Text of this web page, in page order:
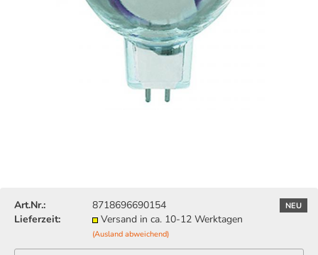
NEU
Art.Nr.:
8718696690154
Lieferzeit:
Versand in ca. 10-12 Werktagen
(Ausland abweichend)